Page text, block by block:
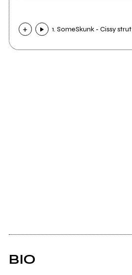
1. SomeSkunk - Cissy strut
BIO